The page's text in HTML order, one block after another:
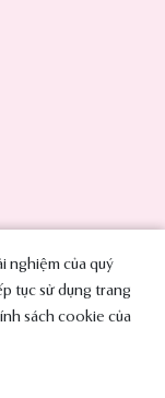
All Rights Reserved.
nghiệm của quý
tục sử dụng trang
sách cookie của